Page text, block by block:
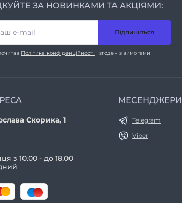
ЗА НОВИНКАМИ ТА АКЦІЯМИ:
Підпишіться
Політика конфіденційності і згоден з вимогами
Скорика, 1
з 10.00 - до 18.00
МЕСЕНДЖЕРИ
Telegram
Viber